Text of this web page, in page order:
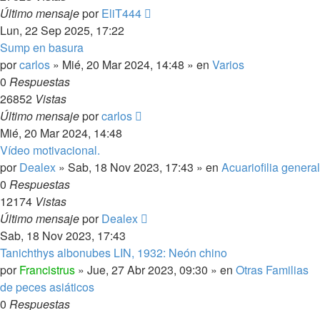
Último mensajeporEliT444
Lun, 22 Sep 2025, 17:22
Sump en basura
porcarlos » Mié, 20 Mar 2024, 14:48 » en Varios
0 Respuestas
26852 Vistas
Último mensajeporcarlos
Mié, 20 Mar 2024, 14:48
Vídeo motivacional.
porDealex » Sab, 18 Nov 2023, 17:43 » en Acuariofilia general
0 Respuestas
12174 Vistas
Último mensajeporDealex
Sab, 18 Nov 2023, 17:43
Tanichthys albonubes LIN, 1932: Neón chino
porFrancistrus » Jue, 27 Abr 2023, 09:30 » en Otras Familias
de peces asiáticos
0 Respuestas